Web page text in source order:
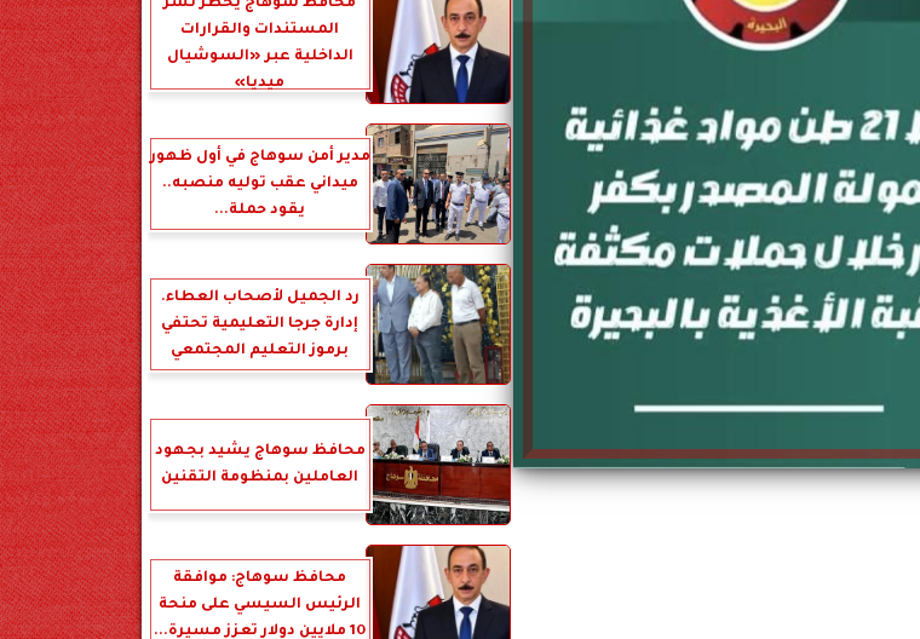
محافظ سوهاج يحظر نشر
المستندات والقرارات
الداخلية عبر «السوشيال
ميديا»
مدير أمن سوهاج في أول ظهور
ميداني عقب توليه منصبه..
يقود حملة...
رد الجميل لأصحاب العطاء.
إدارة جرجا التعليمية تحتفي
برموز التعليم المجتمعي
محافظ سوهاج يشيد بجهود
العاملين بمنظومة التقنين
محافظ سوهاج: موافقة
الرئيس السيسي على منحة
10 ملايين دولار تعزز مسيرة...